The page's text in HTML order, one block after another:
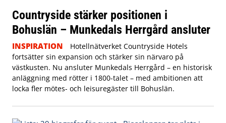
Countryside stärker positionen i
Bohuslän – Munkedals Herrgård ansluter
INSPIRATION
Hotellnätverket Countryside Hotels
fortsätter sin expansion och stärker sin närvaro på
västkusten. Nu ansluter Munkedals Herrgård – en historisk
anläggning med rötter i 1800-talet – med ambitionen att
locka fler mötes- och leisuregäster till Bohuslän.